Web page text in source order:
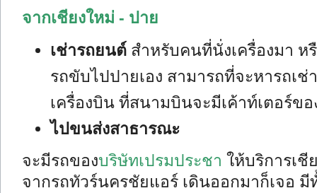
จากเชียงใหม่ - ปาย
เช่ารถยนต์ สำหรับคนที่นั่งเครื่องมา ห
รถขับไปปายเอง สามารถที่จะหารถเ
เครื่องบิน ที่สนามบินจะมีเค้าท์เตอร์ข
ไปขนส่งสาธารณะ
จะมีรถของบริษัทเปรมประชา ให้บริการเชี
จากรถทัวร์นครชัยแอร์ เดินออกมาก็เจอ มี